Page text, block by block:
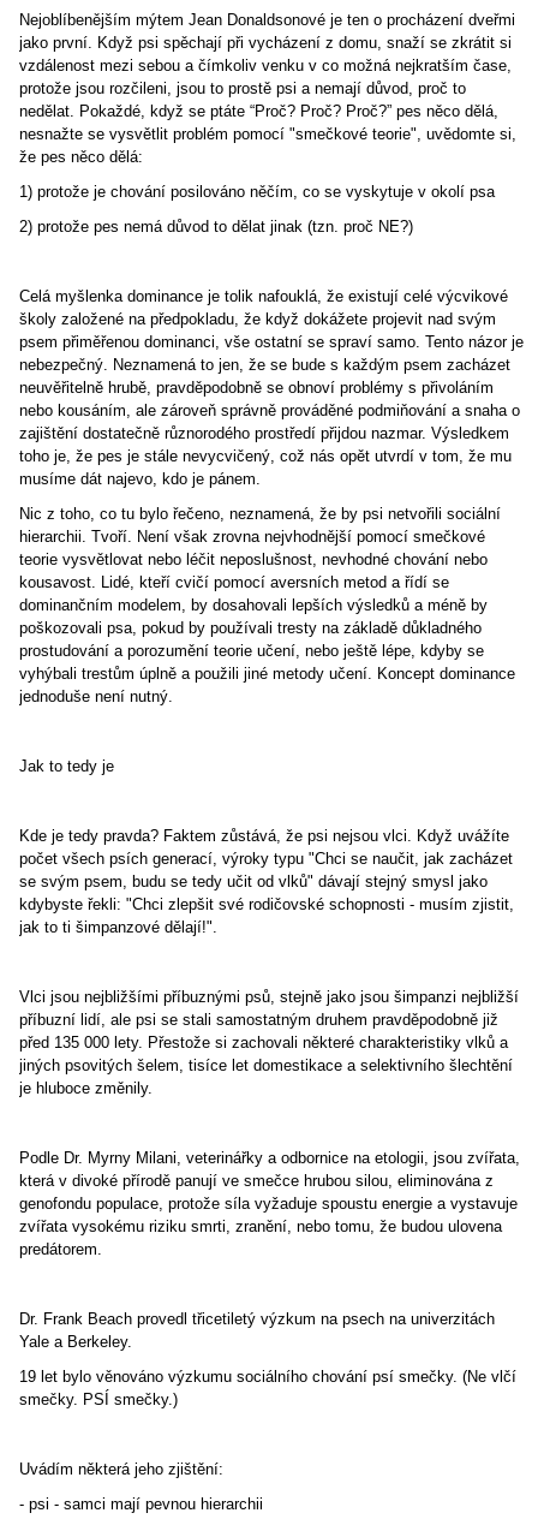
Nejoblíbenějším mýtem Jean Donaldsonové je ten o procházení dveřmi
jako první. Když psi spěchají při vycházení z domu, snaží se zkrátit si
vzdálenost mezi sebou a čímkoliv venku v co možná nejkratším čase,
protože jsou rozčileni, jsou to prostě psi a nemají důvod, proč to
nedělat. Pokaždé, když se ptáte “Proč? Proč? Proč?” pes něco dělá,
nesnažte se vysvětlit problém pomocí "smečkové teorie", uvědomte si,
že pes něco dělá:
1) protože je chování posilováno něčím, co se vyskytuje v okolí psa
2) protože pes nemá důvod to dělat jinak (tzn. proč NE?)
Celá myšlenka dominance je tolik nafouklá, že existují celé výcvikové
školy založené na předpokladu, že když dokážete projevit nad svým
psem přiměřenou dominanci, vše ostatní se spraví samo. Tento názor je
nebezpečný. Neznamená to jen, že se bude s každým psem zacházet
neuvěřitelně hrubě, pravděpodobně se obnoví problémy s přivoláním
nebo kousáním, ale zároveň správně prováděné podmiňování a snaha o
zajištění dostatečně různorodého prostředí přijdou nazmar. Výsledkem
toho je, že pes je stále nevycvičený, což nás opět utvrdí v tom, že mu
musíme dát najevo, kdo je pánem.
Nic z toho, co tu bylo řečeno, neznamená, že by psi netvořili sociální
hierarchii. Tvoří. Není však zrovna nejvhodnější pomocí smečkové
teorie vysvětlovat nebo léčit neposlušnost, nevhodné chování nebo
kousavost. Lidé, kteří cvičí pomocí aversních metod a řídí se
dominančním modelem, by dosahovali lepších výsledků a méně by
poškozovali psa, pokud by používali tresty na základě důkladného
prostudování a porozumění teorie učení, nebo ještě lépe, kdyby se
vyhýbali trestům úplně a použili jiné metody učení. Koncept dominance
jednoduše není nutný.
Jak to tedy je
Kde je tedy pravda? Faktem zůstává, že psi nejsou vlci. Když uvážíte
počet všech psích generací, výroky typu "Chci se naučit, jak zacházet
se svým psem, budu se tedy učit od vlků" dávají stejný smysl jako
kdybyste řekli: "Chci zlepšit své rodičovské schopnosti - musím zjistit,
jak to ti šimpanzové dělají!".
Vlci jsou nejbližšími příbuznými psů, stejně jako jsou šimpanzi nejbližší
příbuzní lidí, ale psi se stali samostatným druhem pravděpodobně již
před 135 000 lety. Přestože si zachovali některé charakteristiky vlků a
jiných psovitých šelem, tisíce let domestikace a selektivního šlechtění
je hluboce změnily.
Podle Dr. Myrny Milani, veterinářky a odbornice na etologii, jsou zvířata,
která v divoké přírodě panují ve smečce hrubou silou, eliminována z
genofondu populace, protože síla vyžaduje spoustu energie a vystavuje
zvířata vysokému riziku smrti, zranění, nebo tomu, že budou ulovena
predátorem.
Dr. Frank Beach provedl třicetiletý výzkum na psech na univerzitách
Yale a Berkeley.
19 let bylo věnováno výzkumu sociálního chování psí smečky. (Ne vlčí
smečky. PSÍ smečky.)
Uvádím některá jeho zjištění:
- psi - samci mají pevnou hierarchii